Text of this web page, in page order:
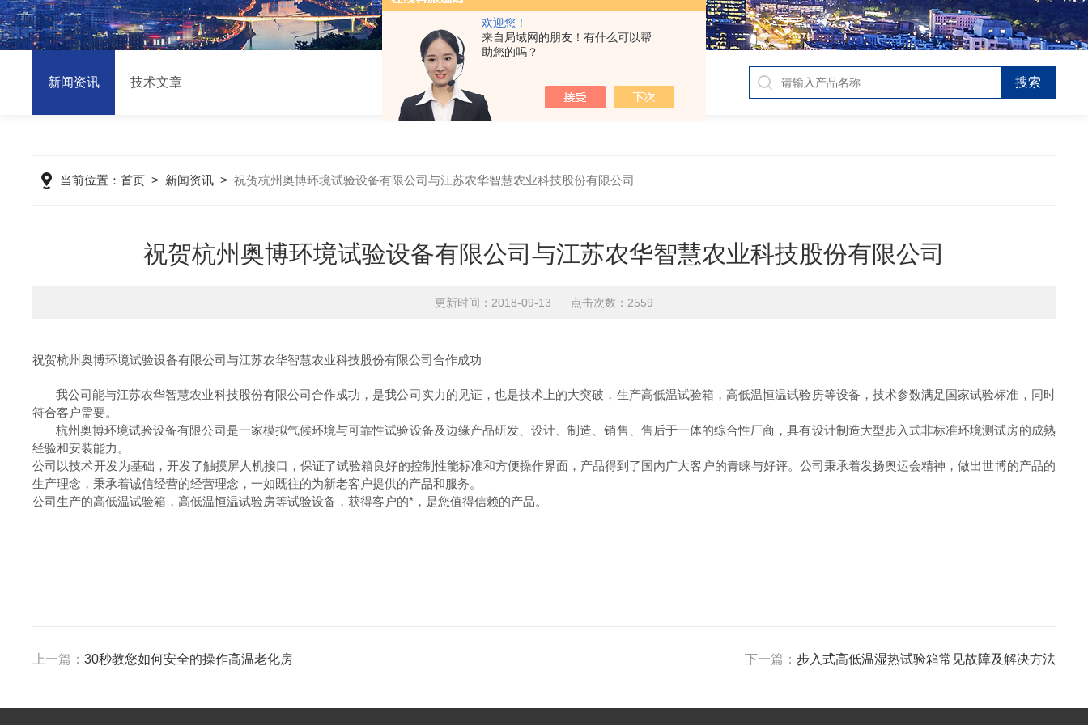
欢迎您！
来自局域网的朋友！有什么可以帮
助您的吗？
新闻资讯 技术文章
当前位置：首页 > 新闻资讯 >祝贺杭州奥博环境试验设备有限公司与江苏农华智慧农业科技股份有限公司
祝贺杭州奥博环境试验设备有限公司与江苏农华智慧农业科技股份有限公司
更新时间：2018-09-13 点击次数：2559
祝贺杭州奥博环境试验设备有限公司与江苏农华智慧农业科技股份有限公司合作成功
我公司能与江苏农华智慧农业科技股份有限公司合作成功，是我公司实力的见证，也是技术上的大突破，生产高低温试验箱，高低温恒温试验房等设备，技术参数满足国家试验标准，同时
符合客户需要。
杭州奥博环境试验设备有限公司是一家模拟气候环境与可靠性试验设备及边缘产品研发、设计、制造、销售、售后于一体的综合性厂商，具有设计制造大型步入式非标准环境测试房的成熟
经验和安装能力。
公司以技术开发为基础，开发了触摸屏人机接口，保证了试验箱良好的控制性能标准和方便操作界面，产品得到了国内广大客户的青睐与好评。公司秉承着发扬奥运会精神，做出世博的产品的
生产理念，秉承着诚信经营的经营理念，一如既往的为新老客户提供的产品和服务。
公司生产的高低温试验箱，高低温恒温试验房等试验设备，获得客户的*，是您值得信赖的产品。
上一篇：30秒教您如何安全的操作高温老化房 下一篇： 步入式高低温湿热试验箱常见故障及解决方法